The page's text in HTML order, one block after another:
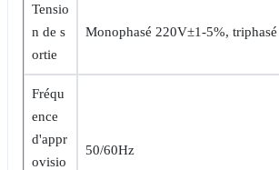
Tensio
n de s
ortie
Monophasé 220V±1-5%,
Fréqu
ence
d'appr
ovisio
50/60Hz